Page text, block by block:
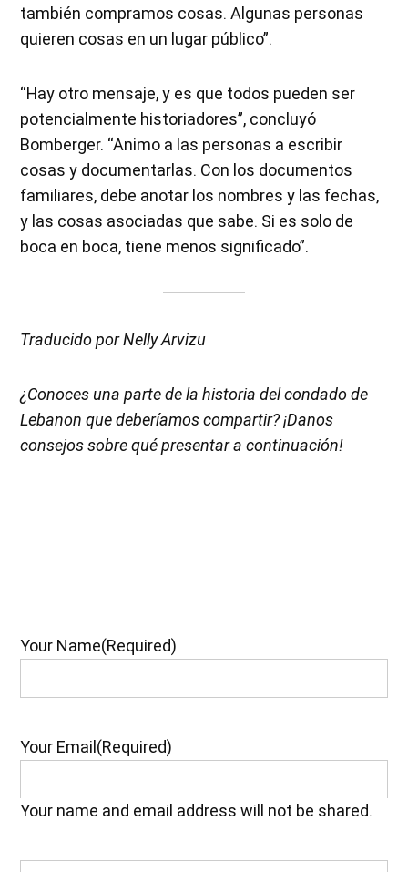
también compramos cosas. Algunas personas
quieren cosas en un lugar público”.
“Hay otro mensaje, y es que todos pueden ser
potencialmente historiadores”, concluyó
Bomberger. “Animo a las personas a escribir
cosas y documentarlas. Con los documentos
familiares, debe anotar los nombres y las fechas,
y las cosas asociadas que sabe. Si es solo de
boca en boca, tiene menos significado”.
Traducido por Nelly Arvizu
¿Conoces una parte de la historia del condado de
Lebanon que deberíamos compartir? ¡Danos
consejos sobre qué presentar a continuación!
Your Name(Required)
Your Email(Required)
Your name and email address will not be shared.